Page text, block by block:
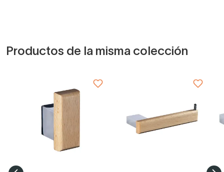
Productos de la misma colección